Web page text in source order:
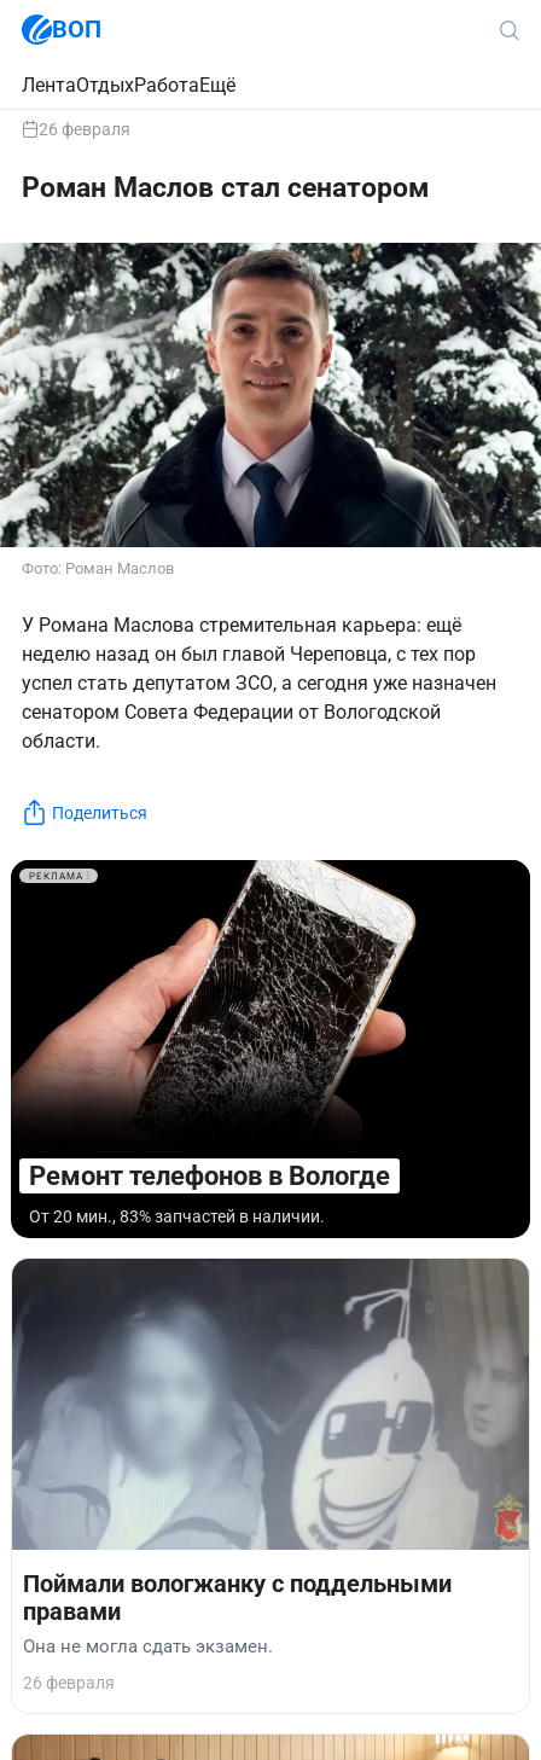
ВОП
ЛентаОтдыхРаботаЕщё
26 февраля
Роман Маслов стал сенатором
Фото: Роман Маслов
У Романа Маслова стремительная карьера: ещё
неделю назад он был главой Череповца, с тех пор
успел стать депутатом ЗСО, а сегодня уже назначен
сенатором Совета Федерации от Вологодской
области.
Поделиться
РЕКЛАМА
Ремонт телефонов в Вологде
От 20 мин., 83% запчастей в наличии.
Поймали вологжанку с поддельными
правами
Она не могла сдать экзамен.
26 февраля